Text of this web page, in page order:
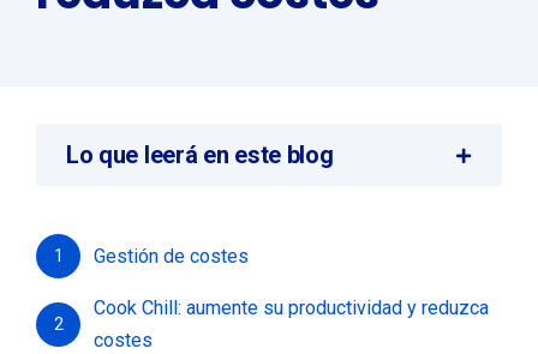
Lo que leerá en este blog
1 Gestión de costes
2
Cook Chill: aumente su productividad y reduzca
costes